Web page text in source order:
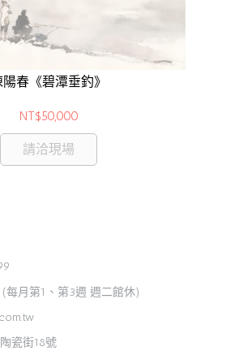
陽春《碧潭垂釣》
NT$50,000
請洽現場
月第1、第3週 週二館休)
瓷街18號